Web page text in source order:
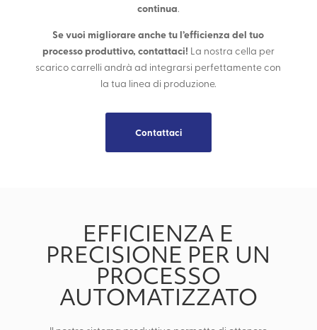
continua.
Se vuoi migliorare anche tu l’efficienza del tuo
processo produttivo, contattaci! La nostra cella per
scarico carrelli andrà ad integrarsi perfettamente con
la tua linea di produzione.
Contattaci
EFFICIENZA E
PRECISIONE PER UN
PROCESSO
AUTOMATIZZATO